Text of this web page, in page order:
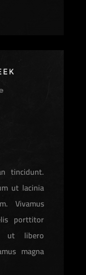
tincidunt.
ut lacinia
Vivamus
porttitor
ut libero
magna